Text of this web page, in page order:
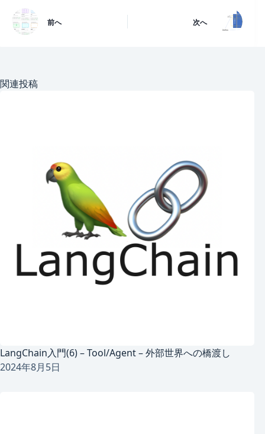
前へ 次へ
関連投稿
LangChain入門(6) – Tool/Agent – 外部世界への橋渡し
2024年8月5日